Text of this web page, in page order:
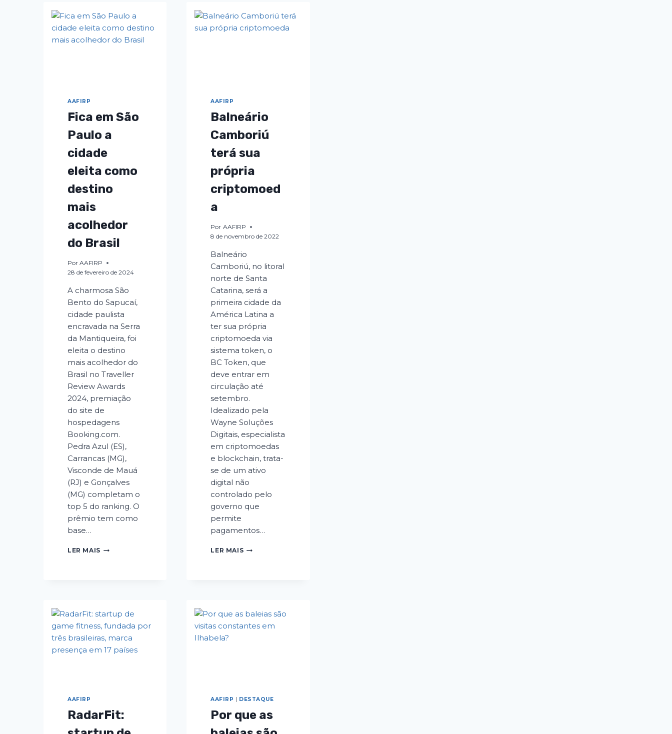
AAFIRP
Fica em São
Paulo a
cidade
eleita como
destino
mais
acolhedor
do Brasil
Por AAFIRP
28 de fevereiro de 2024
A charmosa São
Bento do Sapucaí,
cidade paulista
encravada na Serra
da Mantiqueira, foi
eleita o destino
mais acolhedor do
Brasil no Traveller
Review Awards
2024, premiação
do site de
hospedagens
Booking.com.
Pedra Azul (ES),
Carrancas (MG),
Visconde de Mauá
(RJ) e Gonçalves
(MG) completam o
top 5 do ranking. O
prêmio tem como
base…
LER MAIS
AAFIRP
Balneário
Camboriú
terá sua
própria
criptomoed
a
Por AAFIRP
8 de novembro de 2022
Balneário
Camboriú, no litoral
norte de Santa
Catarina, será a
primeira cidade da
América Latina a
ter sua própria
criptomoeda via
sistema token, o
BC Token, que
deve entrar em
circulação até
setembro.
Idealizado pela
Wayne Soluções
Digitais, especialista
em criptomoedas
e blockchain, trata-
se de um ativo
digital não
controlado pelo
governo que
permite
pagamentos…
LER MAIS
AAFIRP
RadarFit:
AAFIRP | DESTAQUE
Por que as